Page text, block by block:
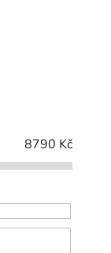
8790 Kč